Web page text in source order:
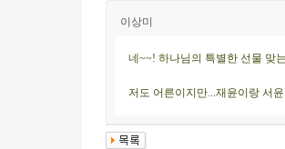
이상미
네~~! 하나님의 특별한 선물 맞
저도 어른이지만...재윤이랑 서